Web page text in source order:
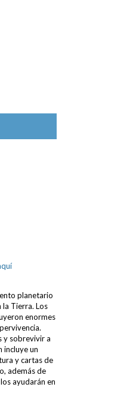
planetario
la Tierra. Los
enormes
y sobrevivir a
incluye un
y cartas de
además de
ayudarán en